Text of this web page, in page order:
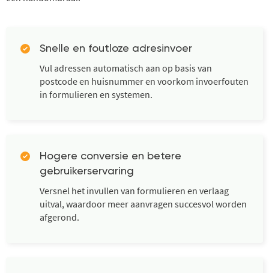
Snelle en foutloze adresinvoer
Vul adressen automatisch aan op basis van
postcode en huisnummer en voorkom invoerfouten
in formulieren en systemen.
Hogere conversie en betere
gebruikerservaring
Versnel het invullen van formulieren en verlaag
uitval, waardoor meer aanvragen succesvol worden
afgerond.